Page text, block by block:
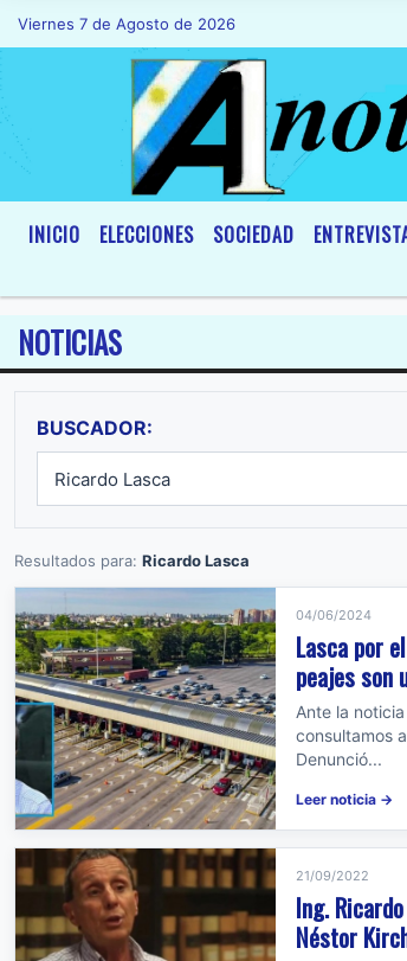
Viernes 7 de Agosto de 2026Hoy es Viernes 7 de
INICIO ELECCIONES SOCIEDAD
NOTICIAS
BUSCADOR:
Resultados para: Ricardo Lasca
04/06/2024
Lasca por
peajes son
Ante la
consultamos
Denunció...
Leer noticia →
21/09/2022
Ing.
Néstor